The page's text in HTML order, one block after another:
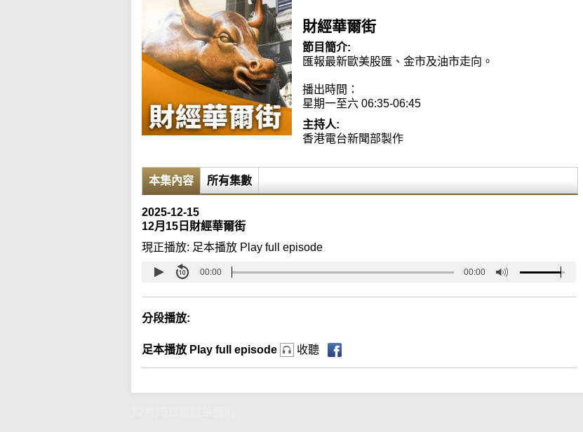
財經華爾街
節目簡介:
匯報最新歐美股匯、金市及油市走向。
播出時間：
星期一至六 06:35-06:45
主持人:
香港電台新聞部製作
本集內容 所有集數
2025-12-15
12月15日財經華爾街
現正播放: 足本播放 Play full episode
00:00 00:00
分段播放:
足本播放 Play full episode 收聽